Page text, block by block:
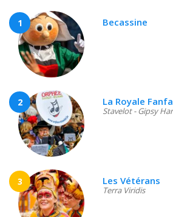
1 Becassine
2 La Royale
Stavelot - Gipsy
3 Les Vétérans
Terra Viridis